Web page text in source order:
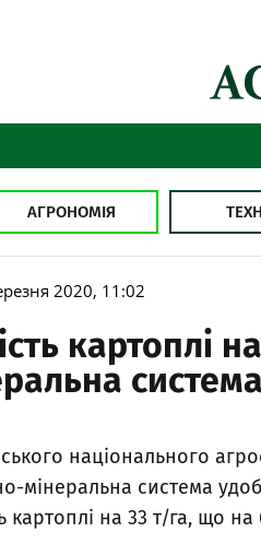
АГРОНОМІЯ
2020, 11:02
картоплі
національного
мінеральна система
картоплі на 33 т/га, що